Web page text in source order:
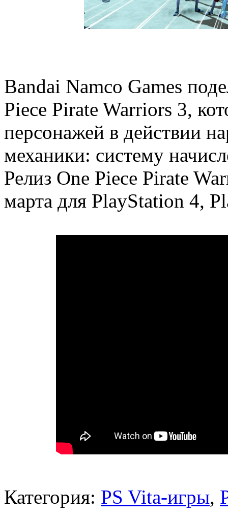
Bandai Namco Games
Piece Pirate Warriors 3,
персонажей в действии
механики: систему
Релиз One Piece Pirate
марта для PlayStation 4,
Категория: PS Vita-игры,